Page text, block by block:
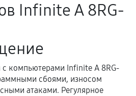
комплектующие
возможно оформление
Стоимость, сроки и
Infinite A 8RG-
компьютерами Infinite A 8RG-
сбоями, износом
атаками. Регулярное